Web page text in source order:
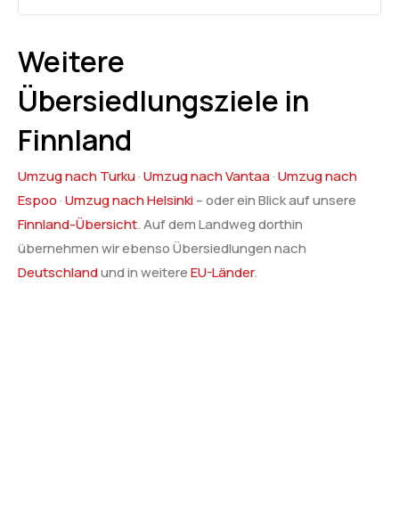
Weitere
Übersiedlungsziele in
Finnland
Umzug nach Turku·Umzug nach Vantaa·Umzug nach
Espoo ·Umzug nach Helsinki– oder ein Blick auf unsere
Finnland-Übersicht. Auf dem Landweg dorthin
übernehmen wir ebenso Übersiedlungen nach
Deutschlandund in weitereEU-Länder.